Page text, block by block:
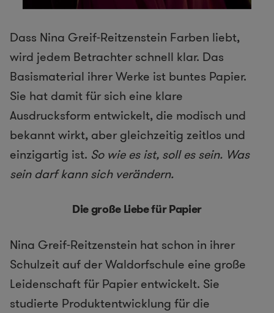
Dass Nina Greif-Reitzenstein Farben liebt,
wird jedem Betrachter schnell klar. Das
Basismaterial ihrer Werke ist buntes Papier.
Sie hat damit für sich eine klare
Ausdrucksform entwickelt, die modisch und
bekannt wirkt, aber gleichzeitig zeitlos und
einzigartig ist. So wie es ist, soll es sein. Was
sein darf kann sich verändern.
Die große Liebe für Papier
Nina Greif-Reitzenstein hat schon in ihrer
Schulzeit auf der Waldorfschule eine große
Leidenschaft für Papier entwickelt. Sie
studierte Produktentwicklung für die